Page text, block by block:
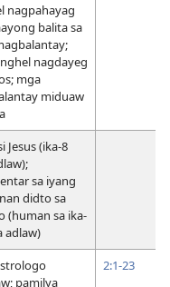
nagpahayag
balita sa
nagdayeg
mga
miduaw
Jesus (ika-8
sa iyang
didto sa
(human sa ika-
adlaw)
pamilya
2:1-23